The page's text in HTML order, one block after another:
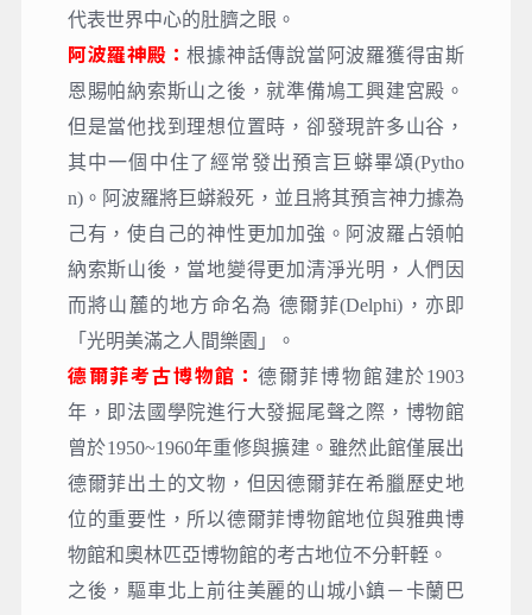
代表世界中心的肚臍之眼。
阿波羅神殿：根據神話傳說當阿波羅獲得宙斯
恩賜帕納索斯山之後，就準備鳩工興建宮殿。
但是當他找到理想位置時，卻發現許多山谷，
其中一個中住了經常發出預言巨蟒畢頌(Pytho
n)。阿波羅將巨蟒殺死，並且將其預言神力據為
己有，使自己的神性更加加強。阿波羅占領帕
納索斯山後，當地變得更加清淨光明，人們因
而將山麓的地方命名為 德爾菲(Delphi)，亦即
「光明美滿之人間樂園」。
德爾菲考古博物館： 德爾菲博物館建於1903
年，即法國學院進行大發掘尾聲之際，博物館
曾於1950~1960年重修與擴建。雖然此館僅展出
德爾菲出土的文物，但因德爾菲在希臘歷史地
位的重要性，所以德爾菲博物館地位與雅典博
物館和奧林匹亞博物館的考古地位不分軒輊。
之後，驅車北上前往美麗的山城小鎮－卡蘭巴